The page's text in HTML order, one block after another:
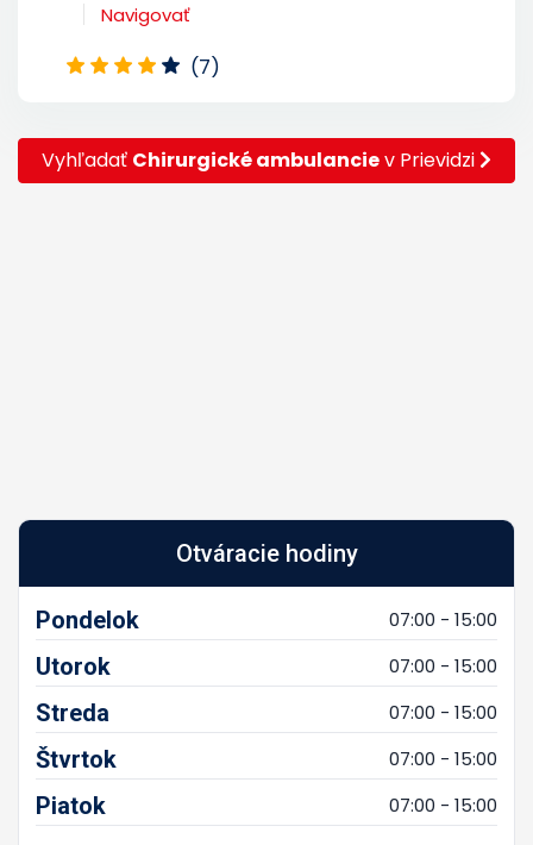
Navigovať
(7)
Vyhľadať Chirurgické ambulanciev Prievidzi
Otváracie hodiny
Pondelok 07:00 - 15:00
Utorok 07:00 - 15:00
Streda 07:00 - 15:00
Štvrtok 07:00 - 15:00
Piatok 07:00 - 15:00